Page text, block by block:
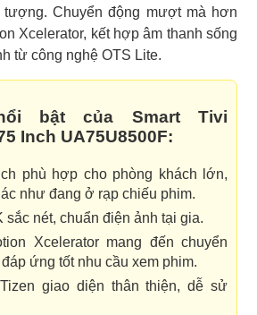
tượng. Chuyển động mượt mà hơn
Xcelerator, kết hợp âm thanh sống
từ công nghệ OTS Lite.
bật của Smart Tivi
Inch UA75U8500F:
phù hợp cho phòng khách lớn,
như đang ở rạp chiếu phim.
nét, chuẩn điện ảnh tại gia.
Xcelerator mang đến chuyển
ứng tốt nhu cầu xem phim.
giao diện thân thiện, dễ sử